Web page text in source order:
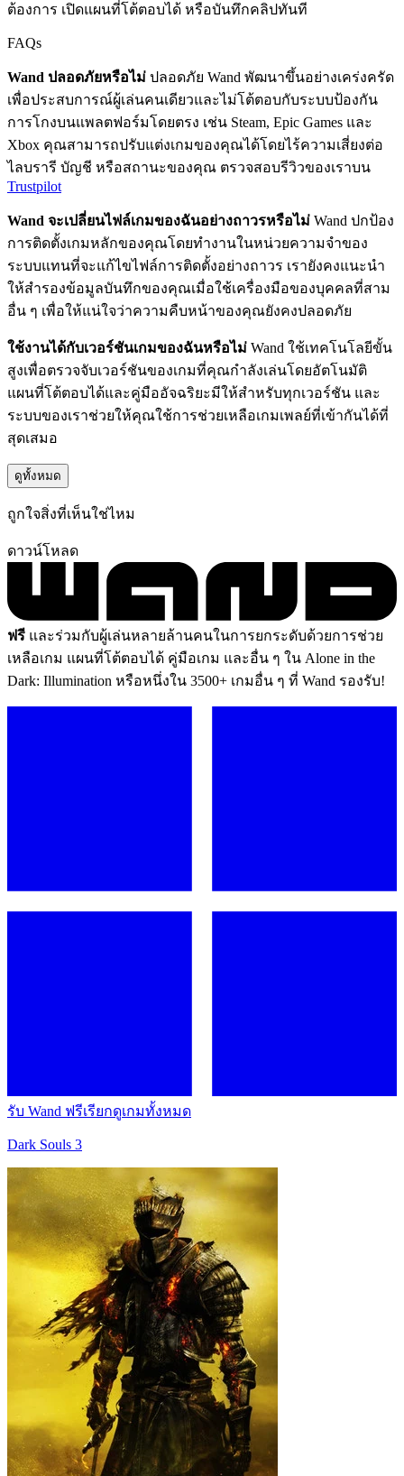
ต้องการ เปิดแผนที่โต้ตอบได้ หรือบันทึกคลิปทันที
FAQs
Wand ปลอดภัยหรือไม่ ปลอดภัย Wand พัฒนาขึ้นอย่างเคร่งครัด
เพื่อประสบการณ์ผู้เล่นคนเดียวและไม่โต้ตอบกับระบบป้องกัน
การโกงบนแพลตฟอร์มโดยตรง เช่น Steam, Epic Games และ
Xbox คุณสามารถปรับแต่งเกมของคุณได้โดยไร้ความเสี่ยงต่อ
ไลบรารี บัญชี หรือสถานะของคุณ ตรวจสอบรีวิวของเราบน
Trustpilot
Wand จะเปลี่ยนไฟล์เกมของฉันอย่างถาวรหรือไม่ Wand ปกป้อง
การติดตั้งเกมหลักของคุณโดยทำงานในหน่วยความจำของ
ระบบแทนที่จะแก้ไขไฟล์การติดตั้งอย่างถาวร เรายังคงแนะนำ
ให้สำรองข้อมูลบันทึกของคุณเมื่อใช้เครื่องมือของบุคคลที่สาม
อื่น ๆ เพื่อให้แน่ใจว่าความคืบหน้าของคุณยังคงปลอดภัย
ใช้งานได้กับเวอร์ชันเกมของฉันหรือไม่ Wand ใช้เทคโนโลยีขั้น
สูงเพื่อตรวจจับเวอร์ชันของเกมที่คุณกำลังเล่นโดยอัตโนมัติ
แผนที่โต้ตอบได้และคู่มืออัจฉริยะมีให้สำหรับทุกเวอร์ชัน และ
ระบบของเราช่วยให้คุณใช้การช่วยเหลือเกมเพลย์ที่เข้ากันได้ที่
สุดเสมอ
ดูทั้งหมด
ถูกใจสิ่งที่เห็นใช่ไหม
ดาวน์โหลด
ฟรี และร่วมกับผู้เล่นหลายล้านคนในการยกระดับด้วยการช่วย
เหลือเกม แผนที่โต้ตอบได้ คู่มือเกม และอื่น ๆ ใน Alone in the
Dark: Illumination หรือหนึ่งใน 3500+ เกมอื่น ๆ ที่ Wand รองรับ!
รับ Wand ฟรีเรียกดูเกมทั้งหมด
Dark Souls 3